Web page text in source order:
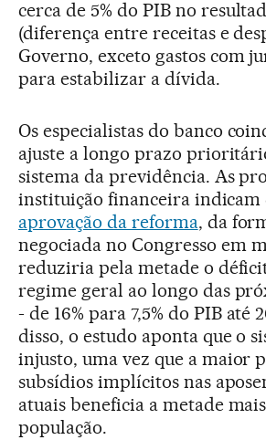
cerca de 5% do PIB no
(diferença entre receitas e
Governo, exceto gastos com
para estabilizar a dívida.
Os especialistas do banco
ajuste a longo prazo
sistema da previdência. As
instituição financeira indicam
aprovação da reforma, da
negociada no Congresso em
reduziria pela metade o
regime geral ao longo das
- de 16% para 7,5% do PIB até
disso, o estudo aponta que o
injusto, uma vez que a maior
subsídios implícitos nas
atuais beneficia a metade
população.